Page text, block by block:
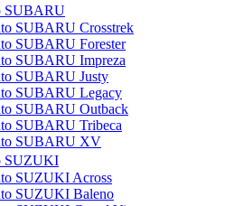
SUBARU
SUBARU Crosstrek
SUBARU Forester
SUBARU Impreza
SUBARU Justy
SUBARU Legacy
SUBARU Outback
SUBARU Tribeca
SUBARU XV
SUZUKI
SUZUKI Across
SUZUKI Baleno